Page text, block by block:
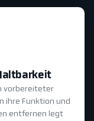
vorbereiteter
ihre Funktion und
entfernen legt